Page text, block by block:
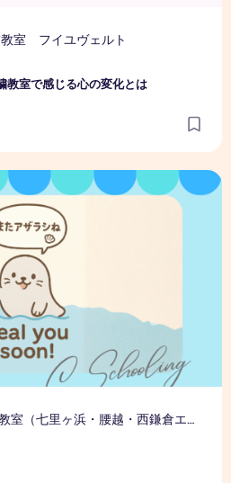
室 フイユヴェルト
教室で感じる心の変化とは
C Schooling 英語教室（七里ヶ浜・腰越・西鎌倉エリア）